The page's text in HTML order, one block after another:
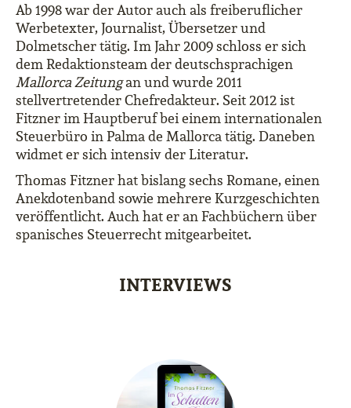
Ab 1998 war der Autor auch als freiberuflicher
Werbetexter, Journalist, Übersetzer und
Dolmetscher tätig. Im Jahr 2009 schloss er sich
dem Redaktionsteam der deutschsprachigen
Mallorca Zeitungan und wurde 2011
stellvertretender Chefredakteur. Seit 2012 ist
Fitzner im Hauptberuf bei einem internationalen
Steuerbüro in Palma de Mallorca tätig. Daneben
widmet er sich intensiv der Literatur.
Thomas Fitzner hat bislang sechs Romane, einen
Anekdotenband sowie mehrere Kurzgeschichten
veröffentlicht. Auch hat er an Fachbüchern über
spanisches Steuerrecht mitgearbeitet.
INTERVIEWS